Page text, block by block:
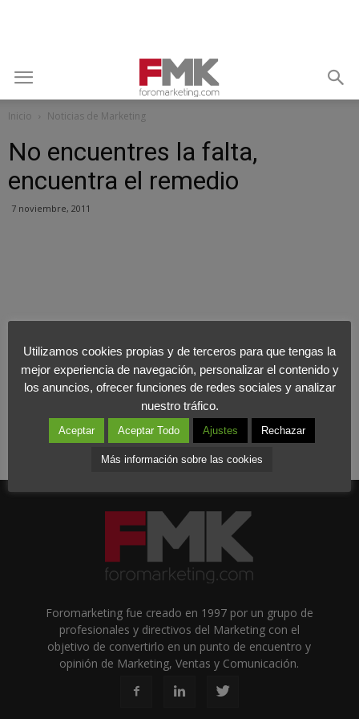
Inicio Noticias de Marketing
No encuentres la falta,
encuentra el remedio
7 noviembre, 2011
Foromarketing fue creado en 1997 por un grupo de
profesionales y directivos del Marketing con el
objetivo de convertirlo en un punto de encuentro y
opinión de Marketing, Ventas y Comunicación.
Utilizamos cookies propias y de terceros para que tengas la
mejor experiencia de navegación, personalizar el contenido y
los anuncios, ofrecer funciones de redes sociales y analizar
nuestro tráfico.
Aceptar Aceptar Todo Ajustes Rechazar
Más información sobre las cookies